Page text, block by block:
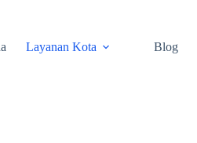
Layanan Kota Blog